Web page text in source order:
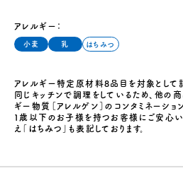
アレルギー：
小麦 乳 はちみつ
アレルギー特定原材料8品目を対象として記
同じキッチンで調理をしているため、他の
ギー物質［アレルゲン］のコンタミネーショ
１歳以下のお子様を持つお客様にご安心い
え「はちみつ」も表記しております。